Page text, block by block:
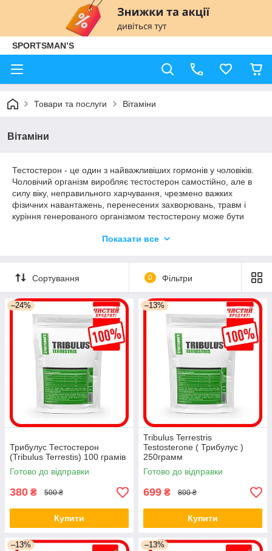
SPORTSMAN’S
Товари та послуги Вітаміни
Вітаміни
Тестостерон - це один з найважливіших гормонів у чоловіків.
Чоловічий організм виробляє тестостерон самостійно, але в
силу віку, неправильного харчування, чрезмено важких
фізичних навантажень, перенесених захворювань, травм і
куріння генерованого організмом тестостерону може бути
зовнішніх джерел. Найбільш відомим засобом для
Показати все
Сортування 0 Фільтри
–24%
Трибулус Тестостерон
(Tribulus Terrestis) 100 грамів
Готово до відправки
380 ₴ 500 ₴
Купити
–13%
Tribulus Terrestris
Testosterone ( Трибулус )
250грамм
Готово до відправки
699 ₴ 800 ₴
Купити
–13% –13%